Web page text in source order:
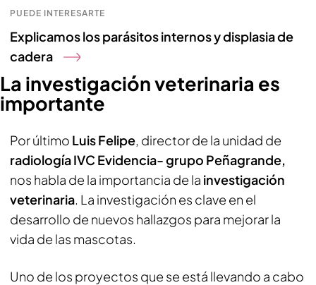
PUEDE INTERESARTE
Explicamos los parásitos internos y displasia de
cadera
La investigación veterinaria es
importante
Por último Luis Felipe, director de la unidad de
radiología IVC Evidencia- grupo Peñagrande,
nos habla de la importancia de la investigación
veterinaria. La investigación es clave en el
desarrollo de nuevos hallazgos para mejorar la
vida de las mascotas.
Uno de los proyectos que se está llevando a cabo